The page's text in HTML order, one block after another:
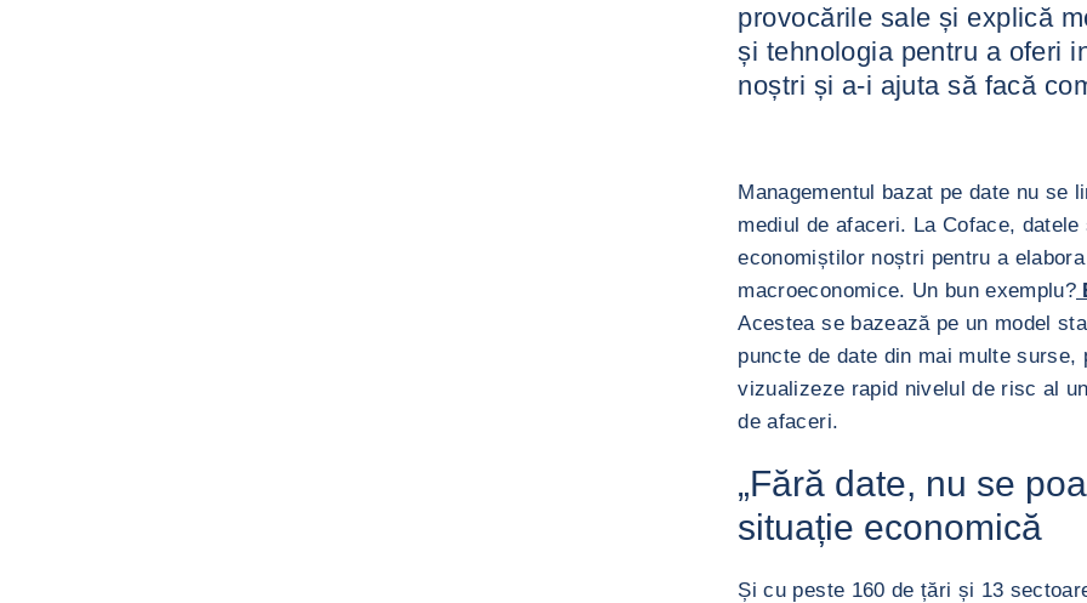
provocările sale și explică
și tehnologia pentru a oferi
noștri și a-i ajuta să facă
Managementul bazat pe date nu se
mediul de afaceri. La Coface,
economiștilor noștri pentru a
macroeconomice. Un bun exemplu?
Acestea se bazează pe un model
puncte de date din mai multe
vizualizeze rapid nivelul de risc al
de afaceri.
„Fără date, nu se
situație economică
Și cu peste 160 de țări și 13